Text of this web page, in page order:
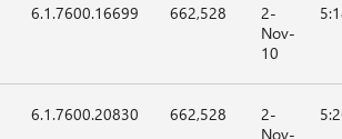
6.1.7600.16699 662,528
2-
Nov-
10
6.1.7600.20830 662,528
2-
Nov-